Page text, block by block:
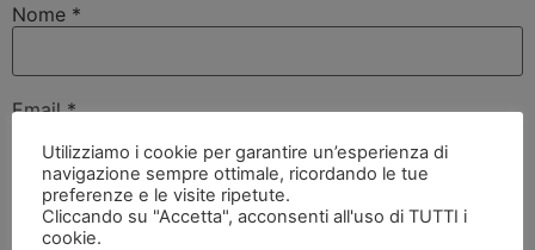
Nome *
Email*
Sito web
Utilizziamo i cookie per garantire un’esperienza di
navigazione sempre ottimale, ricordando le tue
preferenze e le visite ripetute.
Cliccando su "Accetta", acconsenti all'uso di TUTTI i
cookie.